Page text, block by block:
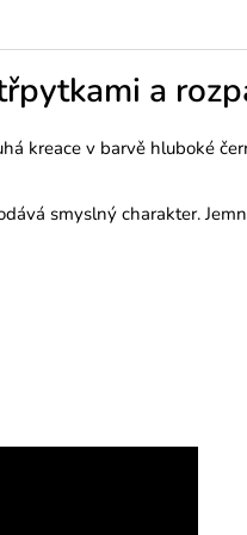
a
kreace v barvě hluboké
smyslný charakter.